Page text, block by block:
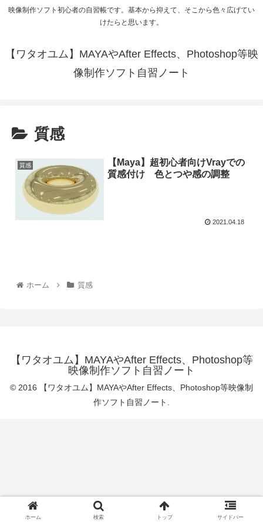
映像制作ソフト初心者の自習帳です。基本から抑えて、そこから色々広げてい
けたらと思います。
【ワタオユム】MAYAやAfter Effects、Photoshop等映
像制作ソフト自習ノート
質感
質感
【Maya】超初心者向けVrayでの
質感付け 色とつや感の調整
2021.04.18
ホーム 質感
【ワタオユム】MAYAやAfter Effects、Photoshop等
映像制作ソフト自習ノート
© 2016 【ワタオユム】MAYAやAfter Effects、Photoshop等映像制
作ソフト自習ノート.
ホーム 検索 トップ サイドバー